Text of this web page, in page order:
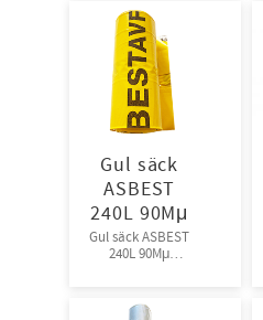
Gul säck
ASBEST
240L 90Mμ
Gul säck ASBEST
240L 90Mμ